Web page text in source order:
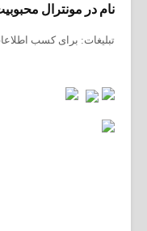
نام در مونترال
تبلیغات: برای کسب